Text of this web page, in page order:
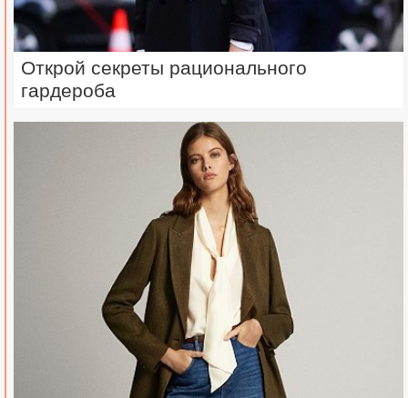
Открой секреты рационального
гардероба